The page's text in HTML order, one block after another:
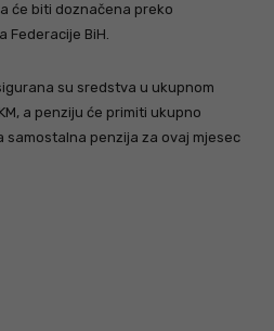
će biti doznačena preko
BiH.
su sredstva u ukupnom
a penziju će primiti ukupno
samostalna penzija za ovaj mjesec